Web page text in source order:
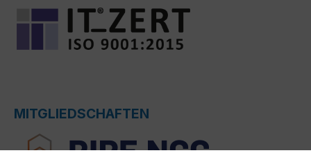
MITGLIEDSCHAFTEN